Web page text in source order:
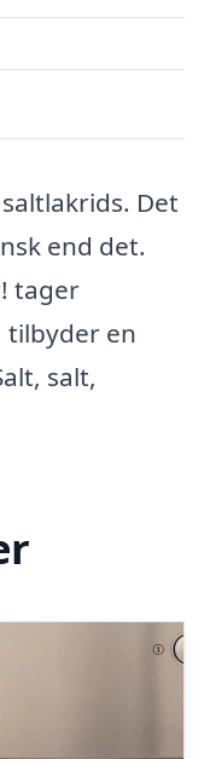
Det
end det.
tager
tilbyder en
salt,